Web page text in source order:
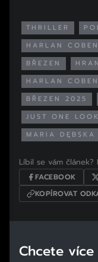
THRILLER
HARLAN COBEN
BŘEZEN
HARLAN
BŘEZEN 2025
JUST ONE LOOK
MARIA DĘBSKA
Líbil se vám článek?
FACEBOOK
KOPÍROVAT
Chcete